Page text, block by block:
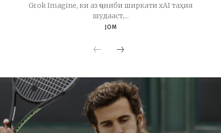
Grok Imagine, ки аз ҷониби ширкати xAI таҳия
шудааст,...
JOM